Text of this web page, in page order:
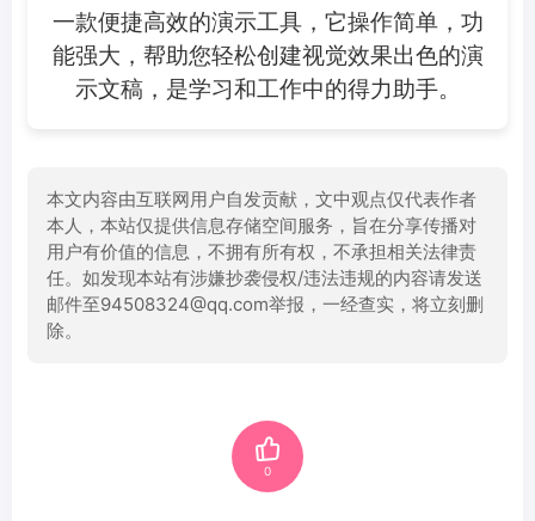
一款便捷高效的演示工具，它操作简单，功
能强大，帮助您轻松创建视觉效果出色的演
示文稿，是学习和工作中的得力助手。
本文内容由互联网用户自发贡献，文中观点仅代表作者
本人，本站仅提供信息存储空间服务，旨在分享传播对
用户有价值的信息，不拥有所有权，不承担相关法律责
任。如发现本站有涉嫌抄袭侵权/违法违规的内容请发送
邮件至94508324@qq.com举报，一经查实，将立刻删
除。
0